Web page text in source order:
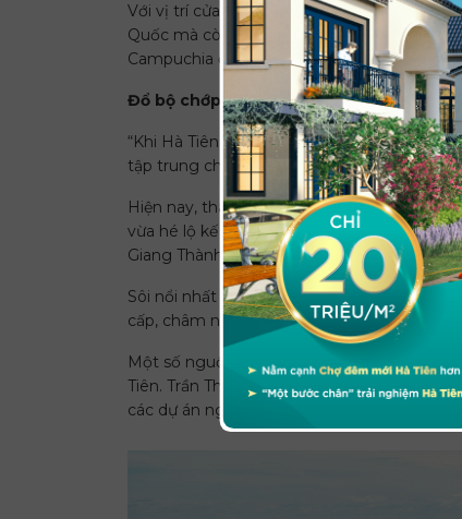
Với vị trí cửa ngõ du lịch Phú Quốc, sở
Quốc mà còn là điểm đến hấp dẫn cho du
Campuchia đến thăm Hà Tiên càng nhiều
Đổ bộ chớp thời cơ
“Khi Hà Tiên được công nhận thành phố,
tập trung cho phát triển tới” – ông Nguyễn
Hiện nay, thành phố có 12 dự án phát
vừa hé lộ kế hoạch xây dựng khu phức
Giang Thành. Dự kiến sẽ có khoảng
Sôi nổi nhất phải kể đến lĩnh vực BĐS. Hạ
cấp, châm ngòi cho “cuộc chiến” BĐS du
Một số nguồn tin cho biết, CT Land hiện
Tiên. Trần Thái Group cũng ráo riết triển
các dự án nghỉ dưỡng cũng đang xin chủ